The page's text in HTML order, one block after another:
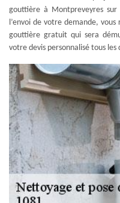
gouttière à Montpreveyres
l’envoi de votre demande,
gouttière gratuit qui sera
votre devis personnalisé tous